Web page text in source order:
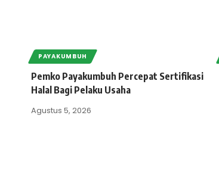
PAYAKUMBUH
Pemko Payakumbuh Percepat Sertifikasi
Halal Bagi Pelaku Usaha
Agustus 5, 2026